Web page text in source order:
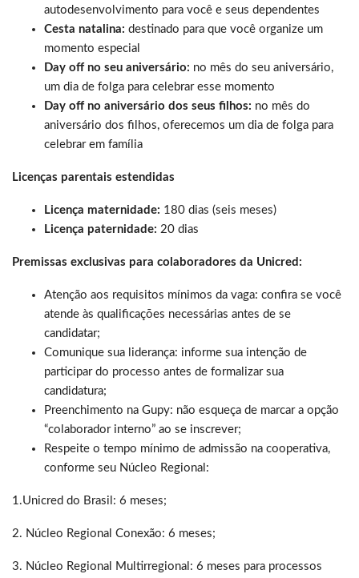
autodesenvolvimento para você e seus dependentes
Cesta natalina: destinado para que você organize um
momento especial
Day off no seu aniversário: no mês do seu aniversário,
um dia de folga para celebrar esse momento
Day off no aniversário dos seus filhos: no mês do
aniversário dos filhos, oferecemos um dia de folga para
celebrar em família
Licenças parentais estendidas
Licença maternidade: 180 dias (seis meses)
Licença paternidade: 20 dias
Premissas exclusivas para colaboradores da Unicred:
Atenção aos requisitos mínimos da vaga: confira se você
atende às qualificações necessárias antes de se
candidatar;
Comunique sua liderança: informe sua intenção de
participar do processo antes de formalizar sua
candidatura;
Preenchimento na Gupy: não esqueça de marcar a opção
“colaborador interno” ao se inscrever;
Respeite o tempo mínimo de admissão na cooperativa,
conforme seu Núcleo Regional:
1.Unicred do Brasil: 6 meses;
2. Núcleo Regional Conexão: 6 meses;
3. Núcleo Regional Multirregional: 6 meses para processos